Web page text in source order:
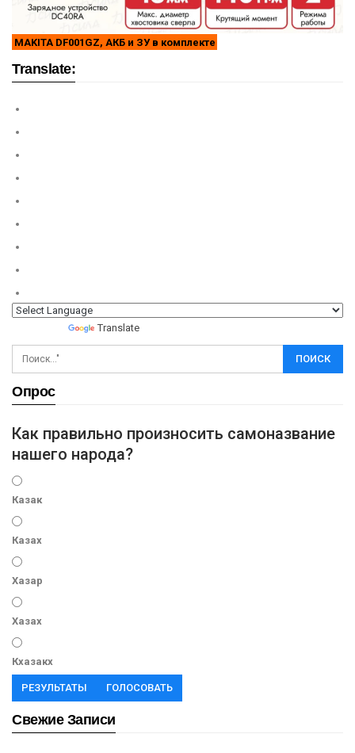
MAKITA DF001GZ, АКБ и ЗУ в комплекте
Translate:
Translate
Опрос
Как правильно произносить самоназвание
нашего народа?
Казак
Казах
Хазар
Хазах
Кхазакх
РЕЗУЛЬТАТЫ ГОЛОСОВАТЬ
Свежие Записи